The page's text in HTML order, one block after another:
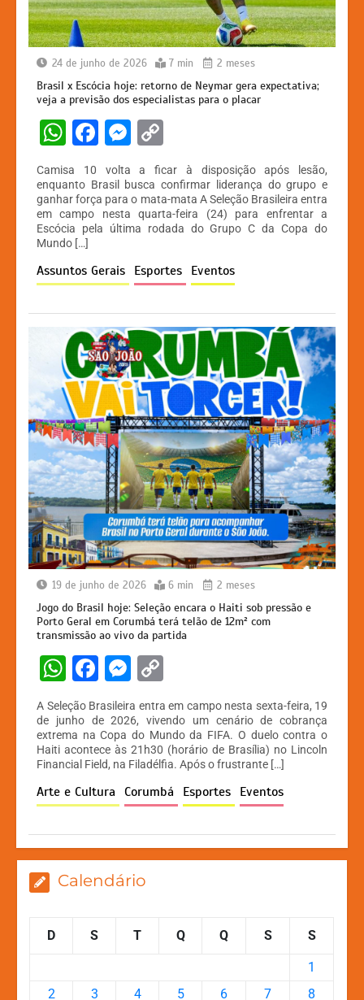
24 de junho de 2026 7 min 2 meses
Brasil x Escócia hoje: retorno de Neymar gera expectativa;
veja a previsão dos especialistas para o placar
W
at
s
A
p
p
F
c
e
b
o
o
k
M
s
s
e
n
g
er
p
y
Li
n
k
Camisa 10 volta a ficar à disposição após lesão,
enquanto Brasil busca confirmar liderança do grupo e
ganhar força para o mata-mata A Seleção Brasileira entra
em campo nesta quarta-feira (24) para enfrentar a
Escócia pela última rodada do Grupo C da Copa do
Mundo […]
Assuntos Gerais Esportes Eventos
19 de junho de 2026 6 min 2 meses
Jogo do Brasil hoje: Seleção encara o Haiti sob pressão e
Porto Geral em Corumbá terá telão de 12m² com
transmissão ao vivo da partida
W
h
at
s
A
p
F
c
e
b
o
k
M
s
s
e
n
er
p
y
Li
n
A Seleção Brasileira entra em campo nesta sexta-feira, 19
de junho de 2026, vivendo um cenário de cobrança
extrema na Copa do Mundo da FIFA. O duelo contra o
Haiti acontece às 21h30 (horário de Brasília) no Lincoln
Financial Field, na Filadélfia. Após o frustrante […]
Arte e Cultura Corumbá Esportes Eventos
Calendário
D S T Q Q S S
1
2
3 4 5 6 7 8